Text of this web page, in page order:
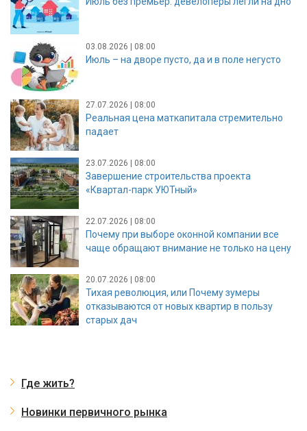
03.08.2026 | 08:00
Июль – на дворе пусто, да и в поле негусто
27.07.2026 | 08:00
Реальная цена маткапитала стремительно
падает
23.07.2026 | 08:00
Завершение строительства проекта
«Квартал-парк УЮТный»
22.07.2026 | 08:00
Почему при выборе оконной компании все
чаще обращают внимание не только на цену
20.07.2026 | 08:00
Тихая революция, или Почему зумеры
отказываются от новых квартир в пользу
старых дач
Где жить?
Новинки первичного рынка